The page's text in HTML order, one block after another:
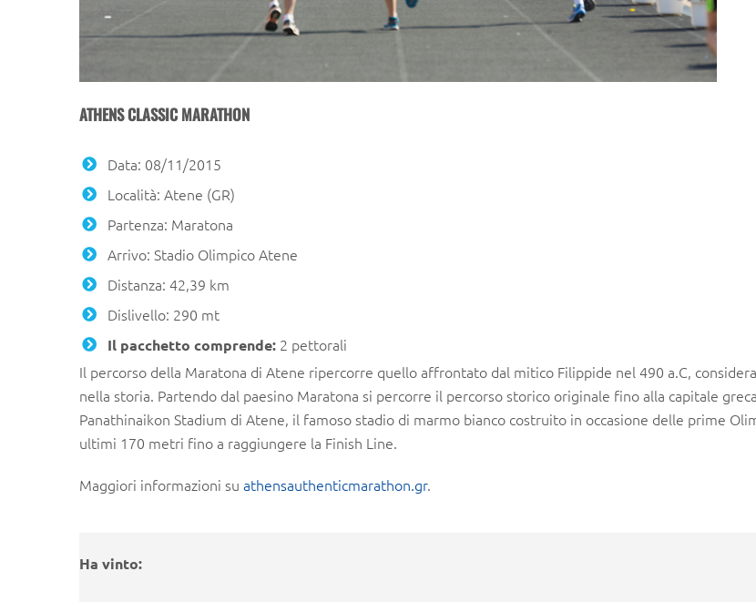
ATHENS CLASSIC MARATHON
Data: 08/11/2015
Località: Atene (GR)
Partenza: Maratona
Arrivo: Stadio Olimpico Atene
Distanza: 42,39 km
Dislivello: 290 mt
Il pacchetto comprende: 2 pettorali
Il percorso della Maratona di Atene ripercorre quello affrontato dal mitico Filippide nel 490 a.C,
nella storia. Partendo dal paesino Maratona si percorre il percorso storico originale fino alla capitale
Panathinaikon Stadium di Atene, il famoso stadio di marmo bianco costruito in occasione delle prime
ultimi 170 metri fino a raggiungere la Finish Line.
Maggiori informazioni su athensauthenticmarathon.gr.
Ha vinto: